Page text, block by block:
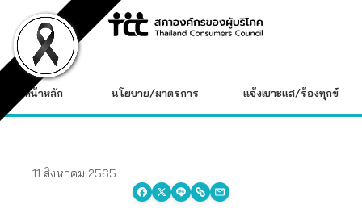
content
หน้าหลัก นโยบาย/มาตรการ แจ้งเบาะแส/ร้องทุกข์
11 สิงหาคม 2565